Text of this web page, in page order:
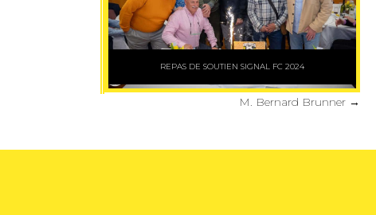
REPAS DE SOUTIEN SIGNAL FC 2024
M. Bernard Brunner →